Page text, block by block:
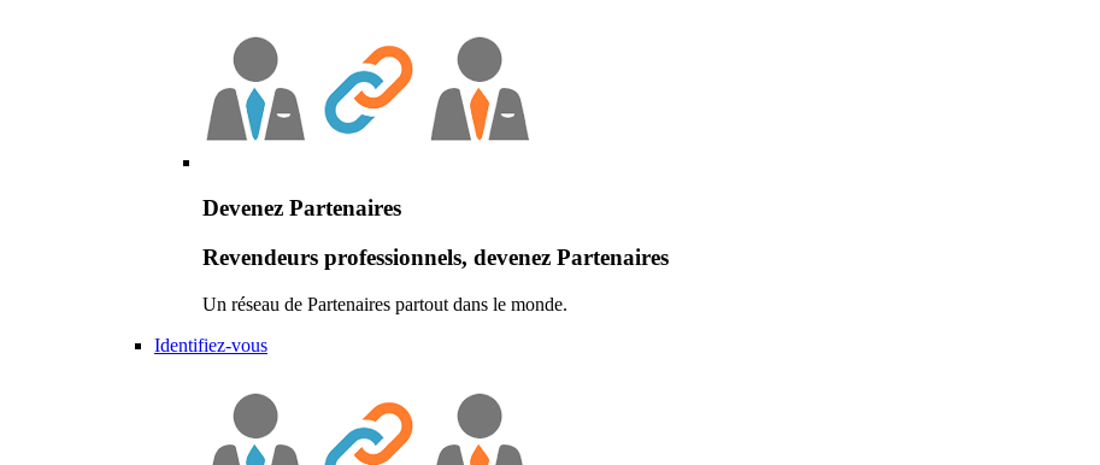
Devenez Partenaires
Revendeurs professionnels, devenez Partenaires
Un réseau de Partenaires partout dans le monde.
Identifiez-vous